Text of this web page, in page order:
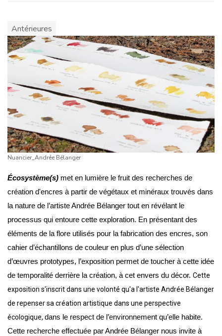
Antérieures
Nuancier_Andrée Bélanger
Écosystème(s) met en lumière le fruit des recherches de
création d'encres à partir de végétaux et minéraux trouvés dans
la nature de l’artiste Andrée Bélanger tout en révélant le
processus qui entoure cette exploration. En présentant des
éléments de la flore utilisés pour la fabrication des encres, son
cahier d’échantillons de couleur en plus d’une sélection
d’œuvres prototypes, l’exposition permet de toucher à cette idée
de temporalité derrière la création, à cet envers du décor. Cette
exposition s'inscrit dans une volonté qu'a l'artiste Andrée Bélanger
de repenser sa création artistique dans une perspective
écologique, dans le respect de l’environnement qu’elle habite.
Cette recherche effectuée par Andrée Bélanger nous invite à